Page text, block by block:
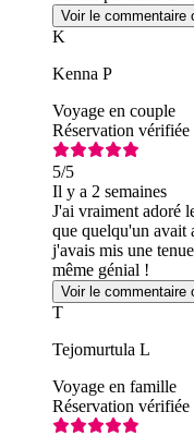
Voir le commentaire
K
Kenna P
Voyage en couple
Réservation vérifiée
5/5
Il y a 2 semaines
J'ai vraiment adoré
que quelqu'un avait
j'avais mis une
même génial !
Voir le commentaire
T
Tejomurtula L
Voyage en famille
Réservation vérifiée